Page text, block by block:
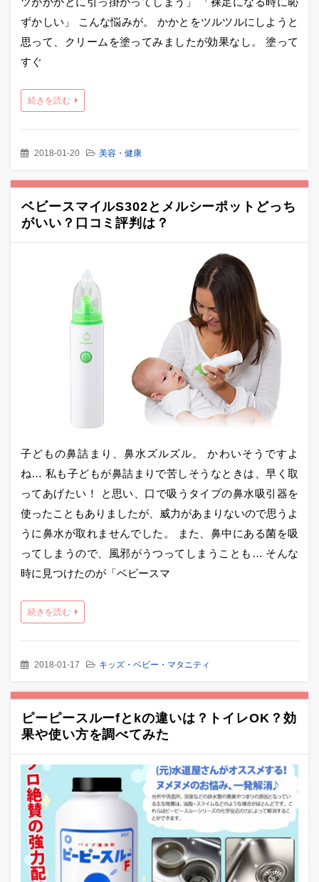
ずかしい」 こんな悩みが。 かかとをツルツルにしようと
思って、クリームを塗ってみましたが効果なし。 塗って
すぐ
続きを読む
2018-01-20 美容・健康
ベビースマイルS302とメルシーポットどっち
がいい？口コミ評判は？
子どもの鼻詰まり、鼻水ズルズル。 かわいそうですよ
ね… 私も子どもが鼻詰まりで苦しそうなときは、早く取
ってあげたい！ と思い、口で吸うタイプの鼻水吸引器を
使ったこともありましたが、威力があまりないので思うよ
うに鼻水が取れませんでした。 また、鼻中にある菌を吸
ってしまうので、風邪がうつってしまうことも… そんな
時に見つけたのが「ベビースマ
続きを読む
2018-01-17 キッズ・ベビー・マタニティ
ピーピースルーfとkの違いは？トイレOK？効
果や使い方を調べてみた